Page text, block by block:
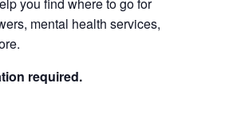
mental health services,
required.